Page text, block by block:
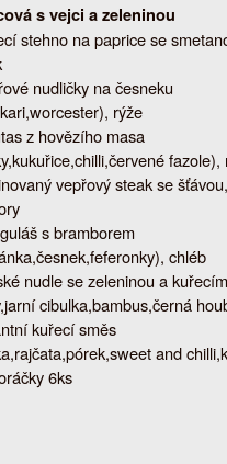
s vejci a zeleninou
stehno na paprice se
nudličky na česneku
rýže
z hovězího masa
fazole),
vepřový steak se
s bramborem
chléb
nudle se zeleninou a
cibulka,bambus,černá
kuřecí směs
and
6ks